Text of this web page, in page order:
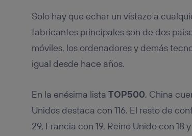
Solo hay que echar un vistazo a
fabricantes principales son de dos
móviles, los ordenadores y demás
igual desde hace años.
En la enésima lista TOP500, China
Unidos destaca con 116. El resto de
29, Francia con 19, Reino Unido con 18